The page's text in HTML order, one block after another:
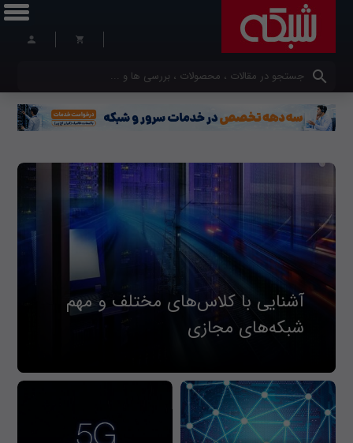
کلمات کلیدی خود را وارد کنید
آشنایی با کلاس‌های مختلف و مهم
شبکه‌های مجازی